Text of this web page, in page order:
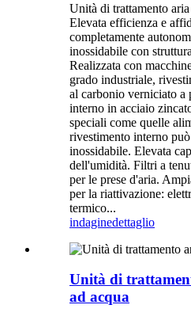
Unità di trattamento
Elevata efficienza e
completamente
inossidabile con
Realizzata con
grado industriale,
al carbonio verniciato a
interno in acciaio
speciali come quelle
rivestimento interno
inossidabile. Elevata
dell'umidità. Filtri a
per le prese d'aria.
per la riattivazione:
termico...
indaginedettaglio
Unità di
ad acqua